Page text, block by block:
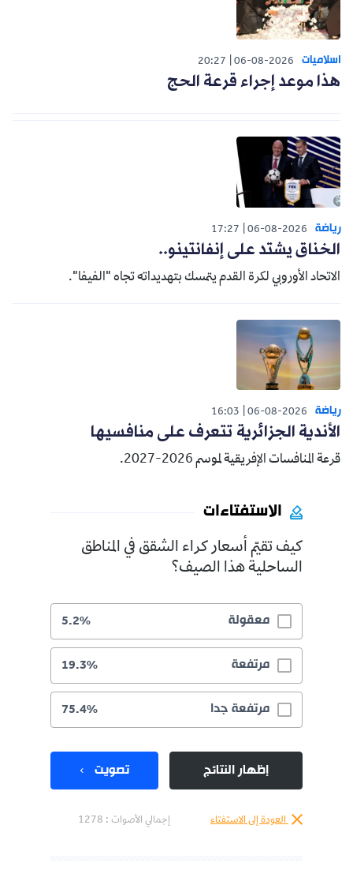
اسلاميات 06-08-2026
20:27
هذا موعد إجراء قرعة الحج
رياضة 06-08-2026
17:27
الخناق يشتد على إنفانتينو..
الاتحاد الأوروبي لكرة القدم يتمسك بتهديداته تجاه "الفيفا".
رياضة 06-08-2026
16:03
الأندية الجزائرية تتعرف على منافسيها
قرعة المنافسات الإفريقية لموسم 2026-2027.
الاستفتاءات
كيف تقيّم أسعار كراء الشقق في المناطق
الساحلية هذا الصيف؟
معقولة 5.2%
مرتفعة 19.3%
مرتفعة جدا 75.4%
إظهار النتائج تصويت
العودة إلى الاستفتاء إجمالي الأصوات : 1278